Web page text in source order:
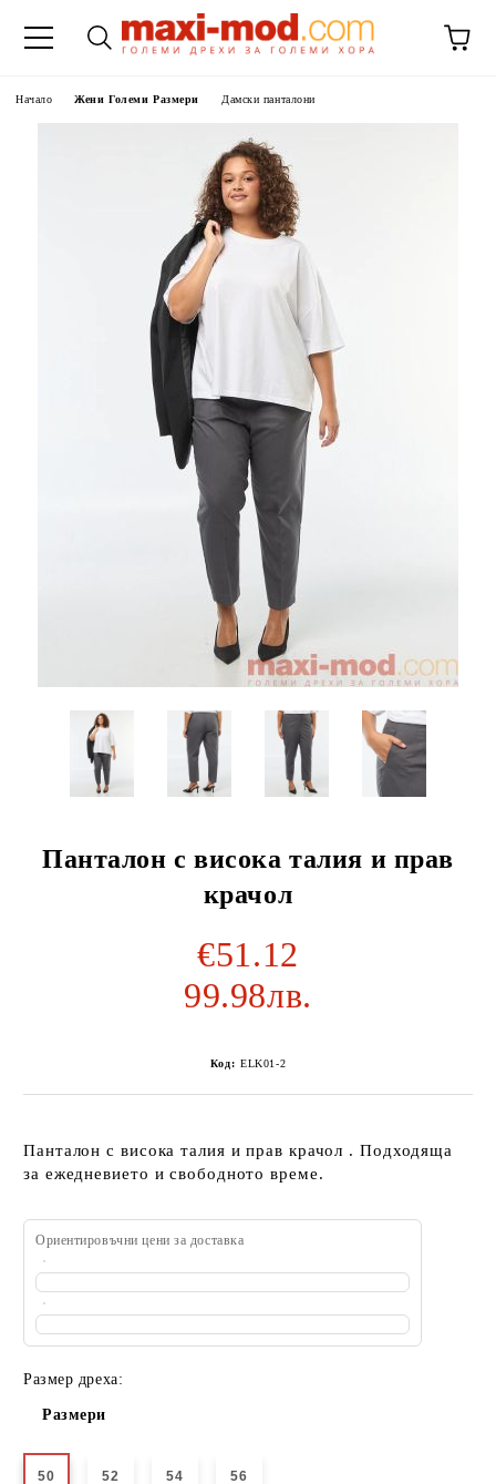
Начало Жени Големи Размери Дамски панталони
Панталон с висока талия и прав
крачол
€51.12
99.98лв.
Код: ELK01-2
Панталон с висока талия и прав крачол . Подходяща
за ежедневието и свободното време.
Ориентировъчни цени за доставка
Размер дреха:
Размери
50 52 54 56